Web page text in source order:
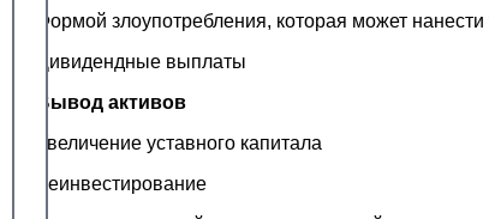
Формой злоупотребления, которая может
Дивидендные выплаты
Вывод активов
Увеличение уставного капитала
Реинвестирование